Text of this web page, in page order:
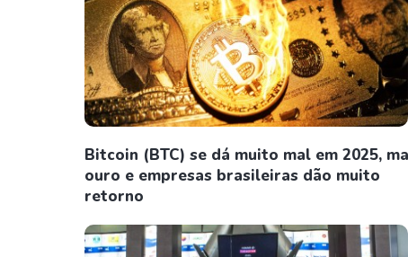
Bitcoin (BTC) se dá muito mal em 2025,
ouro e empresas brasileiras dão muito
retorno